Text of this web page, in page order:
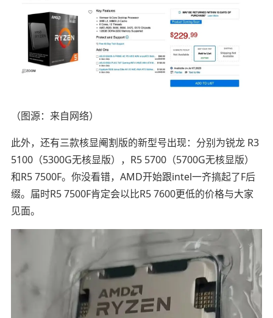
（图源：来自网络）
此外，还有三款核显阉割版的新型号出现：分别为锐龙 R3
5100（5300G无核显版），R5 5700（5700G无核显版）
和R5 7500F。你没看错，AMD开始跟intel一齐搞起了F后
缀。届时R5 7500F肯定会以比R5 7600更低的价格与大家
见面。